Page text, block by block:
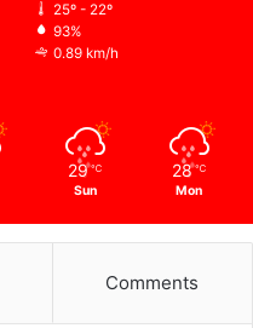
25º - 22º
93%
0.89 km/h
29 ℃
Sun
28 ℃
Mon
Comments